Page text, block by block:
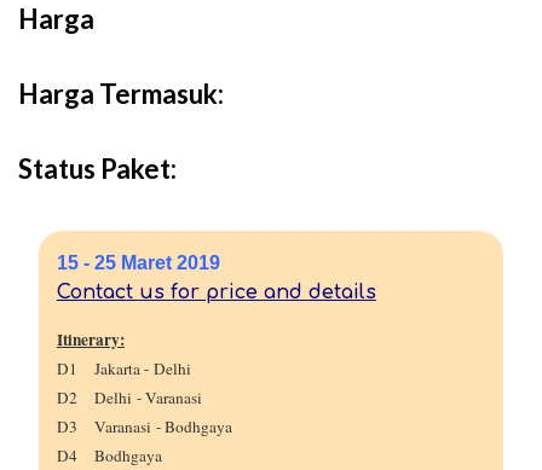
Harga
Harga Termasuk:
Status Paket:
15 - 25 Maret 2019
Contact us for price and details
Itinerary:
D1 Jakarta - Delhi
D2 Delhi - Varanasi
D3 Varanasi - Bodhgaya
D4 Bodhgaya